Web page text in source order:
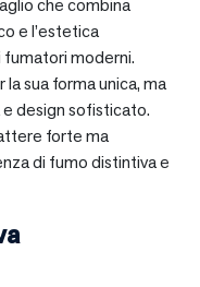
che combina
e l’estetica
fumatori moderni.
sua forma unica, ma
design sofisticato.
forte ma
di fumo distintiva e